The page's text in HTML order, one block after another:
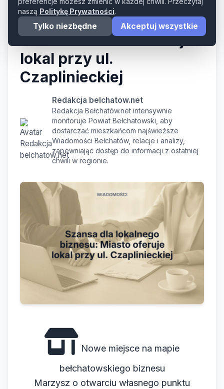
naszą Politykę Prywatności.
Tylko niezbędne Akceptuj wszystkie
Szansa dla lokalnego
biznesu: Miasto oferuje
lokal przy ul.
Czaplinieckiej
Redakcja belchatow.net
Redakcja Bełchatów.net intensywnie
monitoruje Powiat Bełchatowski, aby
dostarczać mieszkańcom najświeższe
Wiadomości Bełchatów, relacje i analizy,
zapewniając dostęp do informacji z ostatniej
chwili w regionie.
Nowe miejsce na mapie
bełchatowskiego biznesu
Marzysz o otwarciu własnego punktu